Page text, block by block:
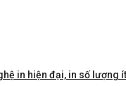
in hiện đại, in số lượng